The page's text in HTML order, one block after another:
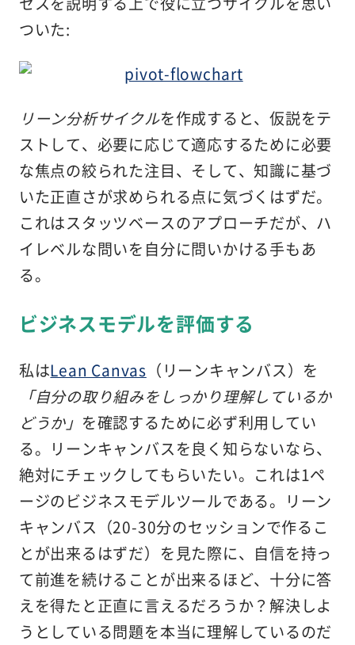
ついた:
リーン分析サイクルを作成すると、仮説をテ
ストして、必要に応じて適応するために必要
な焦点の絞られた注目、そして、知識に基づ
いた正直さが求められる点に気づくはずだ。
これはスタッツベースのアプローチだが、ハ
イレベルな問いを自分に問いかける手もあ
る。
ビジネスモデルを評価する
私はLean Canvas （リーンキャンバス）を
「自分の取り組みをしっかり理解しているか
どうか」 を確認するために必ず利用してい
る。リーンキャンバスを良く知らないなら、
絶対にチェックしてもらいたい。これは1ペ
ージのビジネスモデルツールである。リーン
キャンバス（20-30分のセッションで作るこ
とが出来るはずだ）を見た際に、自信を持っ
て前進を続けることが出来るほど、十分に答
えを得たと正直に言えるだろうか？解決しよ
うとしている問題を本当に理解しているのだ